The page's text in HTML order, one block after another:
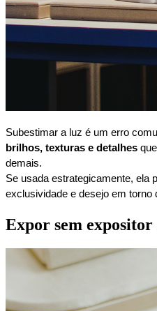
Subestimar a luz é um erro
brilhos, texturas e detalhes
demais.
Se usada estrategicamente, ela
exclusividade e desejo em torno
Expor sem